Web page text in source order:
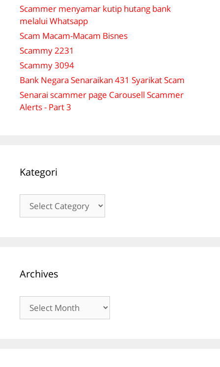
Scammer menyamar kutip hutang bank
melalui Whatsapp
Scam Macam-Macam Bisnes
Scammy 2231
Scammy 3094
Bank Negara Senaraikan 431 Syarikat Scam
Senarai scammer page Carousell Scammer
Alerts - Part 3
Kategori
Kategori
Archives
Archives